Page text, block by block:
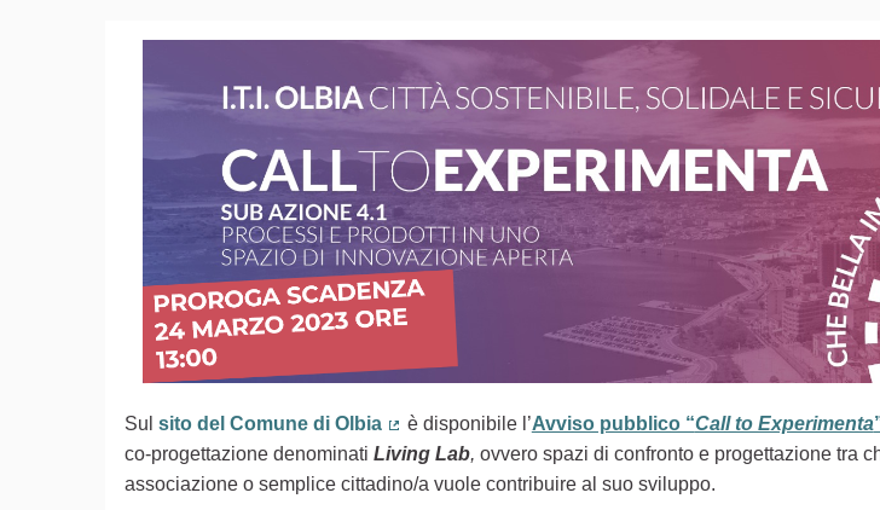
Sul sito del Comune di Olbia
(Collegamento esterno)
è disponibile l’Avviso pubblico “Call to Experimenta
co-progettazione denominati Living Lab, ovvero spazi di confronto e progettazione tra
associazione o semplice cittadino/a vuole contribuire al suo sviluppo.